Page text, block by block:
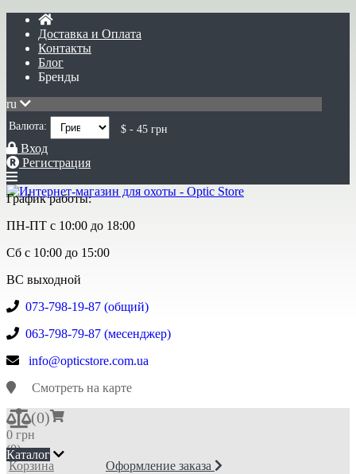
Доставка и Оплата
Контакты
Блог
Бренды
ru
Валюта: $ - 45 грн
Вход
Регистрация
График работы:
ПН-ПТ с 10:00 до 18:00
Сб с 10:00 до 15:00
ВС выходной
073-798-19-87 (общий)
063-798-79-87 (месенджер)
info@opticstore.com.ua
Смотреть на карте
(0)
0 грн
(0)
Корзина
Оформление заказа
Каталог